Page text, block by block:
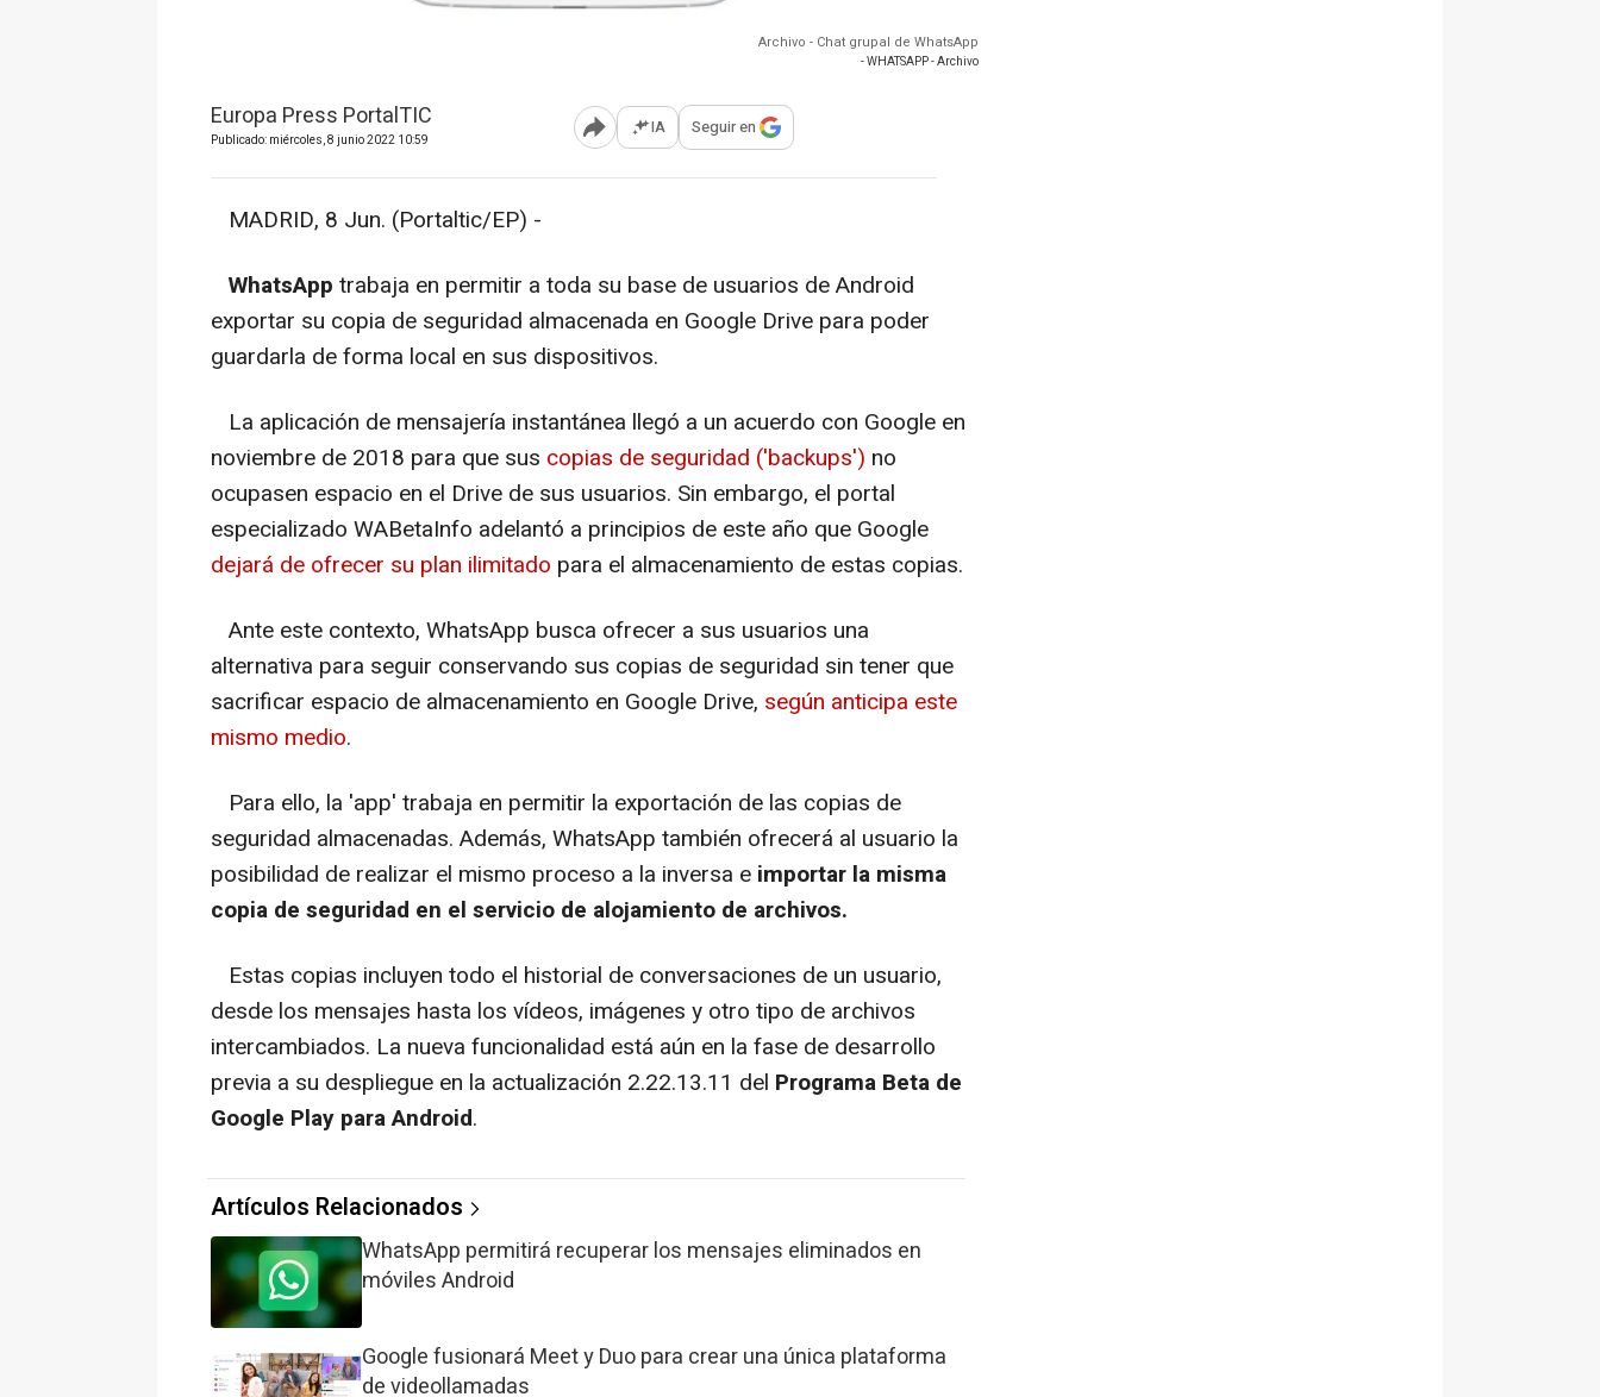
Archivo - Chat grupal de WhatsApp
- WHATSAPP - Archivo
Europa Press PortalTIC
Publicado: miércoles, 8 junio 2022 10:59 Abrir opciones para compartir
IA Seguir en
MADRID, 8 Jun. (Portaltic/EP) -
WhatsApp trabaja en permitir a toda su base de usuarios de Android
exportar su copia de seguridad almacenada en Google Drive para poder
guardarla de forma local en sus dispositivos.
La aplicación de mensajería instantánea llegó a un acuerdo con Google en
noviembre de 2018 para que sus copias de seguridad ('backups') no
ocupasen espacio en el Drive de sus usuarios. Sin embargo, el portal
especializado WABetaInfo adelantó a principios de este año que Google
dejará de ofrecer su plan ilimitado para el almacenamiento de estas copias.
Ante este contexto, WhatsApp busca ofrecer a sus usuarios una
alternativa para seguir conservando sus copias de seguridad sin tener que
sacrificar espacio de almacenamiento en Google Drive, según anticipa este
mismo medio.
Para ello, la 'app' trabaja en permitir la exportación de las copias de
seguridad almacenadas. Además, WhatsApp también ofrecerá al usuario la
posibilidad de realizar el mismo proceso a la inversa e importar la misma
copia de seguridad en el servicio de alojamiento de archivos.
Estas copias incluyen todo el historial de conversaciones de un usuario,
desde los mensajes hasta los vídeos, imágenes y otro tipo de archivos
intercambiados. La nueva funcionalidad está aún en la fase de desarrollo
previa a su despliegue en la actualización 2.22.13.11 del Programa Beta de
Google Play para Android.
Artículos Relacionados
WhatsApp permitirá recuperar los mensajes eliminados en
móviles Android
Google fusionará Meet y Duo para crear una única plataforma
de videollamadas